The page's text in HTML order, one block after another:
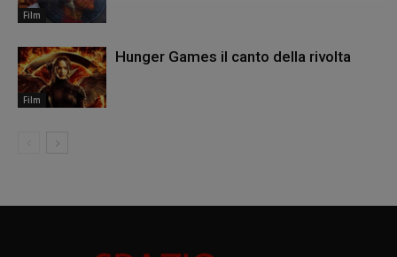
Film
Film
Hunger Games il canto della rivolta